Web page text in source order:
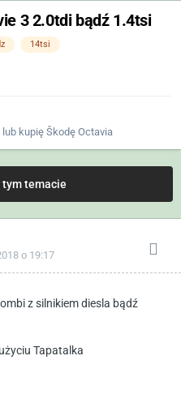
3 2.0tdi bądź 1.4tsi
14tsi
lub kupię Škodę Octavia
tym temacie
o 19:17
z silnikiem diesla bądź
Tapatalka